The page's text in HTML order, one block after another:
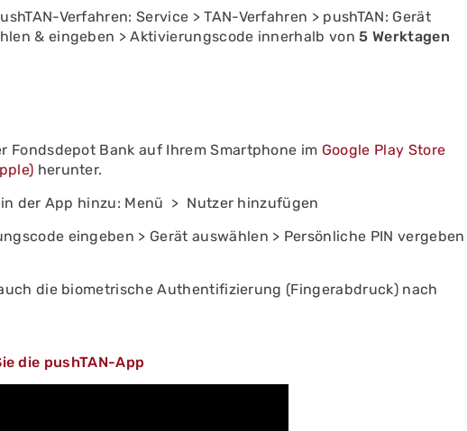
Verfahren: Service > TAN-Verfahren > pushTAN: Gerät
& eingeben > Aktivierungscode innerhalb von5 Werktagen
Fondsdepot Bank auf Ihrem Smartphone im Google Play Store
herunter.
der App hinzu: Menü > Nutzer hinzufügen
eingeben > Gerät auswählen > Persönliche PIN vergeben
die biometrische Authentifizierung (Fingerabdruck) nach
die pushTAN-App